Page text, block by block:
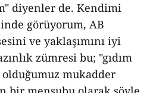
diyenler de. Kendimi
görüyorum, AB
ve yaklaşımını iyi
zümresi bu; "gıdım
olduğumuz mukadder